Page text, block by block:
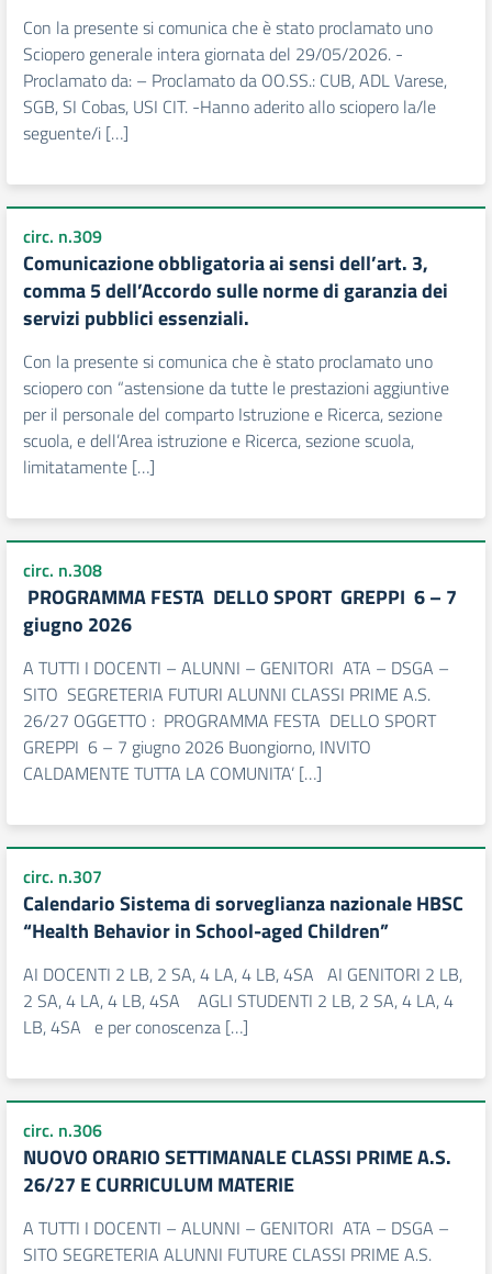
Con la presente si comunica che è stato proclamato uno
Sciopero generale intera giornata del 29/05/2026. -
Proclamato da: – Proclamato da OO.SS.: CUB, ADL Varese,
SGB, SI Cobas, USI CIT. -Hanno aderito allo sciopero la/le
seguente/i […]
circ. n.309
Comunicazione obbligatoria ai sensi dell’art. 3,
comma 5 dell’Accordo sulle norme di garanzia dei
servizi pubblici essenziali.
Con la presente si comunica che è stato proclamato uno
sciopero con “astensione da tutte le prestazioni aggiuntive
per il personale del comparto Istruzione e Ricerca, sezione
scuola, e dell’Area istruzione e Ricerca, sezione scuola,
limitatamente […]
circ. n.308
PROGRAMMA FESTA DELLO SPORT GREPPI 6 – 7
giugno 2026
A TUTTI I DOCENTI – ALUNNI – GENITORI ATA – DSGA –
SITO SEGRETERIA FUTURI ALUNNI CLASSI PRIME A.S.
26/27 OGGETTO : PROGRAMMA FESTA DELLO SPORT
GREPPI 6 – 7 giugno 2026 Buongiorno, INVITO
CALDAMENTE TUTTA LA COMUNITA’ […]
circ. n.307
Calendario Sistema di sorveglianza nazionale HBSC
“Health Behavior in School-aged Children”
AI DOCENTI 2 LB, 2 SA, 4 LA, 4 LB, 4SA AI GENITORI 2 LB,
2 SA, 4 LA, 4 LB, 4SA AGLI STUDENTI 2 LB, 2 SA, 4 LA, 4
LB, 4SA e per conoscenza […]
circ. n.306
NUOVO ORARIO SETTIMANALE CLASSI PRIME A.S.
26/27 E CURRICULUM MATERIE
A TUTTI I DOCENTI – ALUNNI – GENITORI ATA – DSGA –
SITO SEGRETERIA ALUNNI FUTURE CLASSI PRIME A.S.